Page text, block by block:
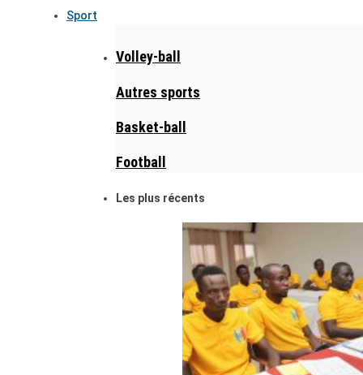
Sport
Volley-ball
Autres sports
Basket-ball
Football
Les plus récents